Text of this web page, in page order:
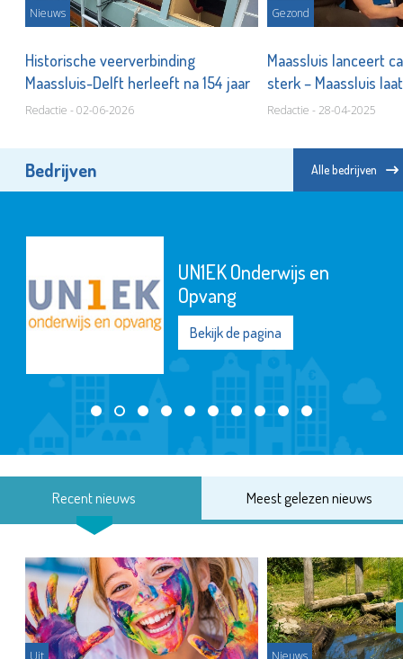
Nieuws
Historische veerverbinding
Maassluis-Delft herleeft na 154 jaar
Redactie - 02-06-2026
Gezond
Maassluis lanceert
sterk – Maassluis
Redactie - 28-04-2025
Bedrijven Alle bedrijven
UN1EK Onderwijs en
Opvang
Bekijk de pagina
Recent nieuws Meest gelezen nieuws
Uit Nieuws